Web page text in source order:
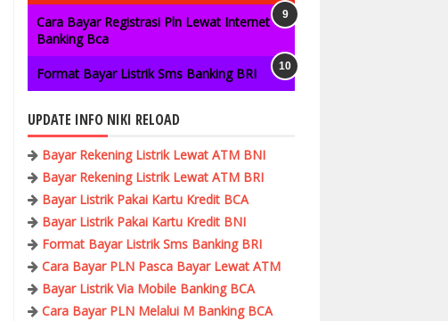
Cara Bayar Registrasi Pln Lewat Internet
Banking Bca
Format Bayar Listrik Sms Banking BRI
UPDATE INFO NIKI RELOAD
Bayar Rekening Listrik Lewat ATM BNI
Bayar Rekening Listrik Lewat ATM BRI
Bayar Listrik Pakai Kartu Kredit BCA
Bayar Listrik Pakai Kartu Kredit BNI
Format Bayar Listrik Sms Banking BRI
Cara Bayar PLN Pasca Bayar Lewat ATM
Bayar Listrik Via Mobile Banking BCA
Cara Bayar PLN Melalui M Banking BCA